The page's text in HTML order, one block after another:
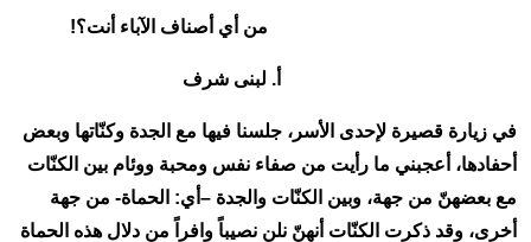
من أي أصناف الآباء أنت؟!
أ. لبنى شرف
في زيارة قصيرة لإحدى الأسر، جلسنا فيها مع الجدة وكنّاتها وبعض
أحفادها، أعجبني ما رأيت من صفاء نفس ومحبة ووئام بين الكنّات
مع بعضهنّ من جهة، وبين الكنّات والجدة –أي: الحماة- من جهة
أخرى، وقد ذكرت الكنّات أنهنّ نلن نصيباً وافراً من دلال هذه الحماة